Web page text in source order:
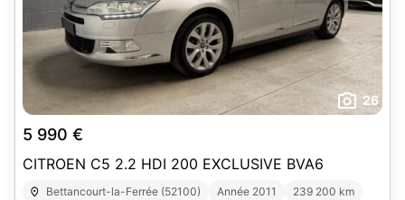
26
5 990 €
CITROEN C5 2.2 HDI 200 EXCLUSIVE BVA6
Bettancourt-la-Ferrée (52100) Année 2011
239 200 km